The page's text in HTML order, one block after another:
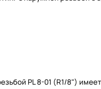
PL 8-01 (R1/8")